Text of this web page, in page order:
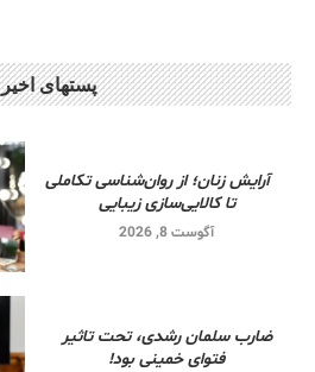
پستهای اخیر
آرایش زنان؛ از روان‌شناسی تکاملی
تا کالایی‌سازی زیبایی
آگوست 8, 2026
ضارب سلمان رشدی، تحت تاثیر
فتوای خمینی بود!